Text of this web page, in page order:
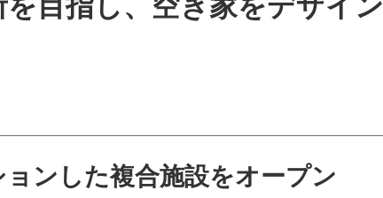
を目指し、空き家をデザイン
ンした複合施設をオープン